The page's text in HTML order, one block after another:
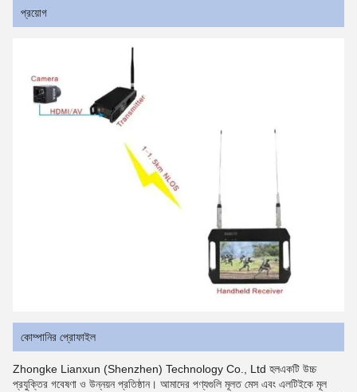
প্রয়োগ
কোম্পানির প্রোফাইল
Zhongke Lianxun (Shenzhen) Technology Co., Ltd হলএকটি উচ্চ
প্রযুক্তির গবেষণা ও উন্নয়ন প্রতিষ্ঠান। আমাদের পণ্যগুলি মূলত মেস এবং এলটিইকে মূল